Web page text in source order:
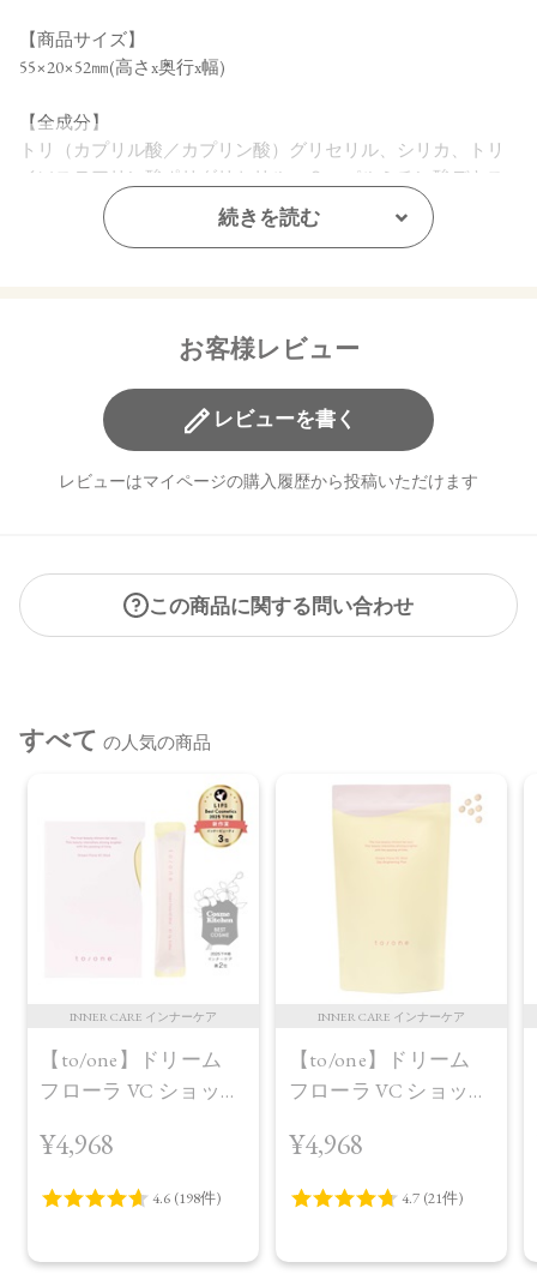
【商品サイズ】
55×20×52㎜(高さx奥行x幅)
【全成分】
トリ（カプリル酸／カプリン酸）グリセリル、シリカ、トリ
イソステアリン酸ポリグリセリル―２、パルミチン酸デキス
トリン、植物性スクワラン、タルク、アルミナ、カカオ脂、
アーモンド油、カニナバラ果実油、ラベンダー油、ニオイテ
【メーカー品番】
店舗でお問い合わせの際には、下記品番をお伝え下さい。
商品によっては、お届けまで１～２週間かかる場合がござい
ますので予めご了承ください。
●パッケージのリニューアル等の理由により、成分・処方が記
載と異なる場合がございます。
●予告なくパッケージ仕様が変更になる場合がございます。
続きを読む
お客様レビュー
レビューを書く
レビューはマイページの購入履歴から投稿いただけます
この商品に関する問い合わせ
すべて の人気の商品
INNER CARE インナーケア
【to/one】ドリーム
フローラ VC ショット
¥4,968
INNER CARE インナーケア
【to/one】ドリーム
フローラ VC ショット
プラス＜限定品＞
¥4,968